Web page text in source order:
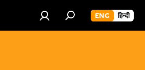
ENG हिन्दी